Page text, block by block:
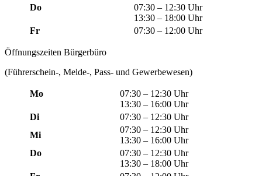
Do
07:30 – 12:30 Uhr
13:30 – 18:00 Uhr
Fr
07:30 – 12:00 Uhr
Öffnungszeiten Bürgerbüro
(Führerschein-, Melde-, Pass- und Gewerbewesen)
Mo
07:30 – 12:30 Uhr
13:30 – 16:00 Uhr
Di
07:30 – 12:30 Uhr
Mi
07:30 – 12:30 Uhr
13:30 – 16:00 Uhr
Do
07:30 – 12:30 Uhr
13:30 – 18:00 Uhr